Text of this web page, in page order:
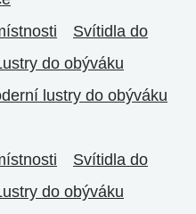
Svítidla do
do obýváku
lustry do obýváku
Svítidla do
do obýváku